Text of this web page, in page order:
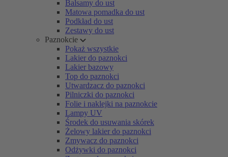
Balsamy do ust
Matowa pomadka do ust
Podkład do ust
Zestawy do ust
Paznokcie
Pokaż wszystkie
Lakier do paznokci
Lakier bazowy
Top do paznokci
Utwardzacz do paznokci
Pilniczki do paznokci
Folie i naklejki na paznokcie
Lampy UV
Środek do usuwania skórek
Żelowy lakier do paznokci
Zmywacz do paznokci
Odżywki do paznokci